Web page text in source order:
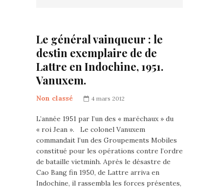
Le général vainqueur : le
destin exemplaire de de
Lattre en Indochine, 1951.
Vanuxem.
Non classé 4 mars 2012
L’année 1951 par l’un des « maréchaux » du
« roi Jean ». Le colonel Vanuxem
commandait l’un des Groupements Mobiles
constitué pour les opérations contre l’ordre
de bataille vietminh. Après le désastre de
Cao Bang fin 1950, de Lattre arriva en
Indochine, il rassembla les forces présentes,